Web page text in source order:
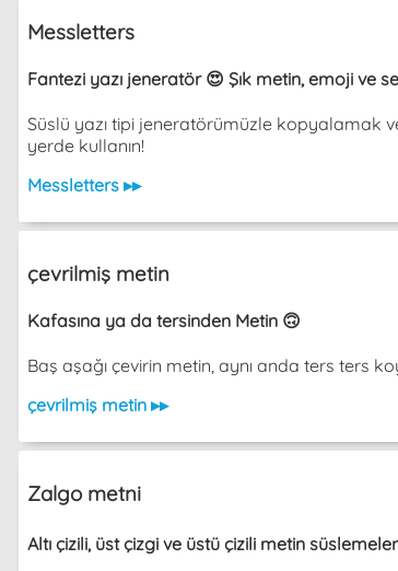
Messletters
Fantezi yazı jeneratör 😍 Şık metin, emoji ve
Süslü yazı tipi jeneratörümüzle kopyalamak
yerde kullanın!
Messletters ▸▸
çevrilmiş metin
Kafasına ya da tersinden Metin 🙃
Baş aşağı çevirin metin, aynı anda ters ters
çevrilmiş metin ▸▸
Zalgo metni
Altı çizili, üst çizgi ve üstü çizili metin